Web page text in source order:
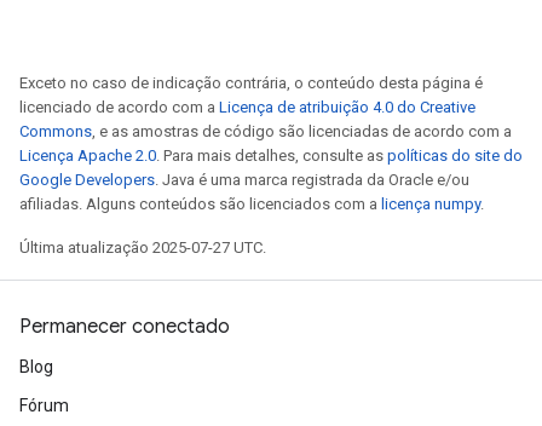
Exceto no caso de indicação contrária, o conteúdo desta página é
licenciado de acordo com a Licença de atribuição 4.0 do Creative
Commons, e as amostras de código são licenciadas de acordo com a
Licença Apache 2.0. Para mais detalhes, consulte as políticas do site do
Google Developers. Java é uma marca registrada da Oracle e/ou
afiliadas. Alguns conteúdos são licenciados com a licença numpy.
Última atualização 2025-07-27 UTC.
Permanecer conectado
Blog
Fórum